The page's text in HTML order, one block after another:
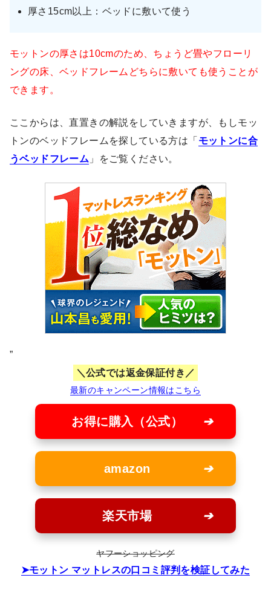
厚さ15cm以上：ベッドに敷いて使う
モットンの厚さは10cmのため、ちょうど畳やフローリ
ングの床、ベッドフレームどちらに敷いても使うことが
できます。
ここからは、直置きの解説をしていきますが、もしモッ
トンのベッドフレームを探している方は「 モットンに合
うベッドフレーム 」をご覧ください。
”
公式では返金保証付き
最新のキャンペーン情報はこちら
お得に購入（公式）
amazon
楽天市場
ヤフーショッピング
モットン マットレスの口コミ評判を検証してみた